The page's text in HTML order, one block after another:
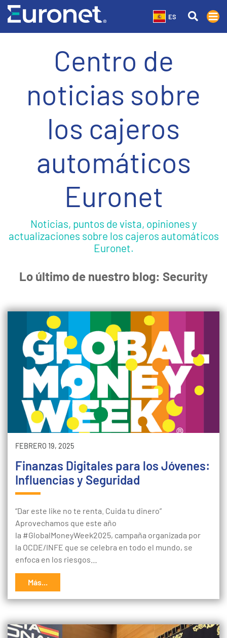
ES
Centro de
noticias sobre
los cajeros
automáticos
Euronet
Noticias, puntos de vista, opiniones y
actualizaciones sobre los cajeros automáticos
Euronet.
Lo último de nuestro blog: Security
FEBRERO 19, 2025
Finanzas Digitales para los Jóvenes:
Influencias y Seguridad
“Dar este like no te renta. Cuida tu dinero”
Aprovechamos que este año
la #GlobalMoneyWeek2025, campaña organizada por
la OCDE/INFE que se celebra en todo el mundo, se
enfoca en los riesgos…
Más...